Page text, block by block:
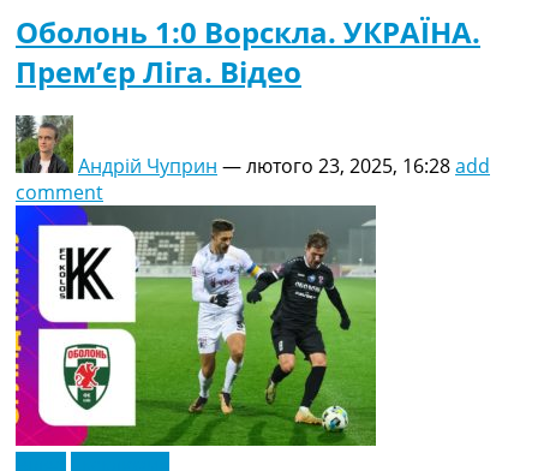
Оболонь 1:0 Ворскла. УКРАЇНА.
Прем’єр Ліга. Відео
Андрій Чуприн —лютого 23, 2025, 16:28add
comment